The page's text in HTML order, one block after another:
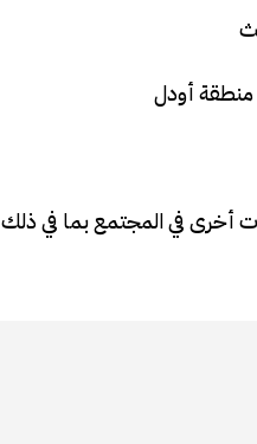
أخرى في المجتمع بما في ذلك